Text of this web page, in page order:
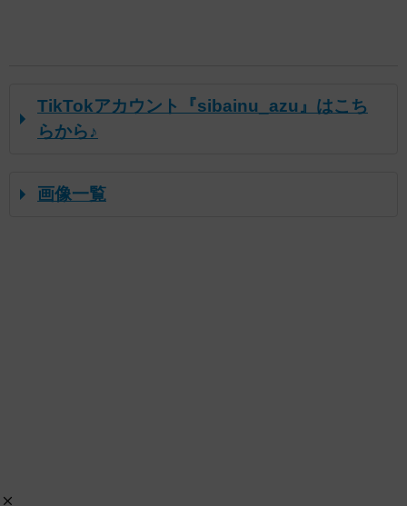
TikTokアカウント『sibainu_azu』はこち
らから♪
画像一覧